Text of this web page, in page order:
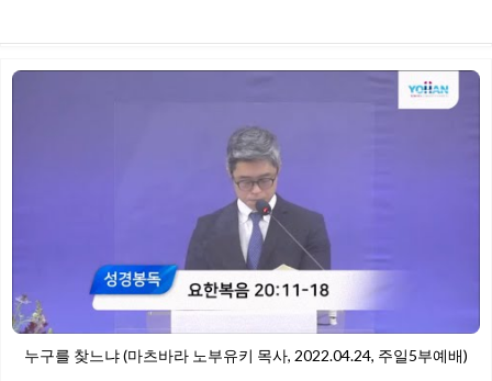
누구를 찾느냐 (마츠바라 노부유키 목사, 2022.04.24, 주일5부예배)